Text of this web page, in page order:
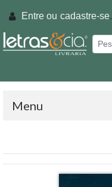
Entre ou cadastre-se.
Menu